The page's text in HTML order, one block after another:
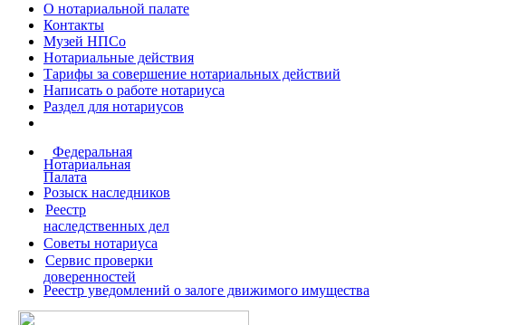
О нотариальной палате
Контакты
Музей НПСо
Нотариальные действия
Тарифы за совершение нотариальных действий
Написать о работе нотариуса
Раздел для нотариусов
Федеральная
Нотариальная
Палата
Розыск наследников
Реестр
наследственных дел
Советы нотариуса
Сервис проверки
доверенностей
Реестр уведомлений о залоге движимого имущества